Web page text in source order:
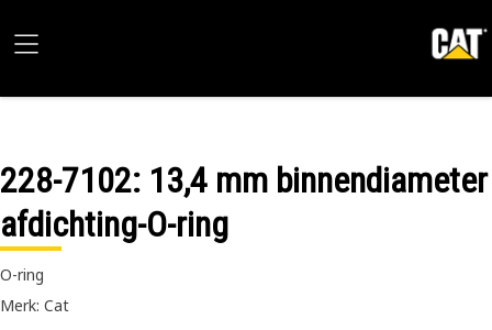
228-7102: 13,4 mm binnendiameter
afdichting-O-ring
O-ring
Merk: Cat